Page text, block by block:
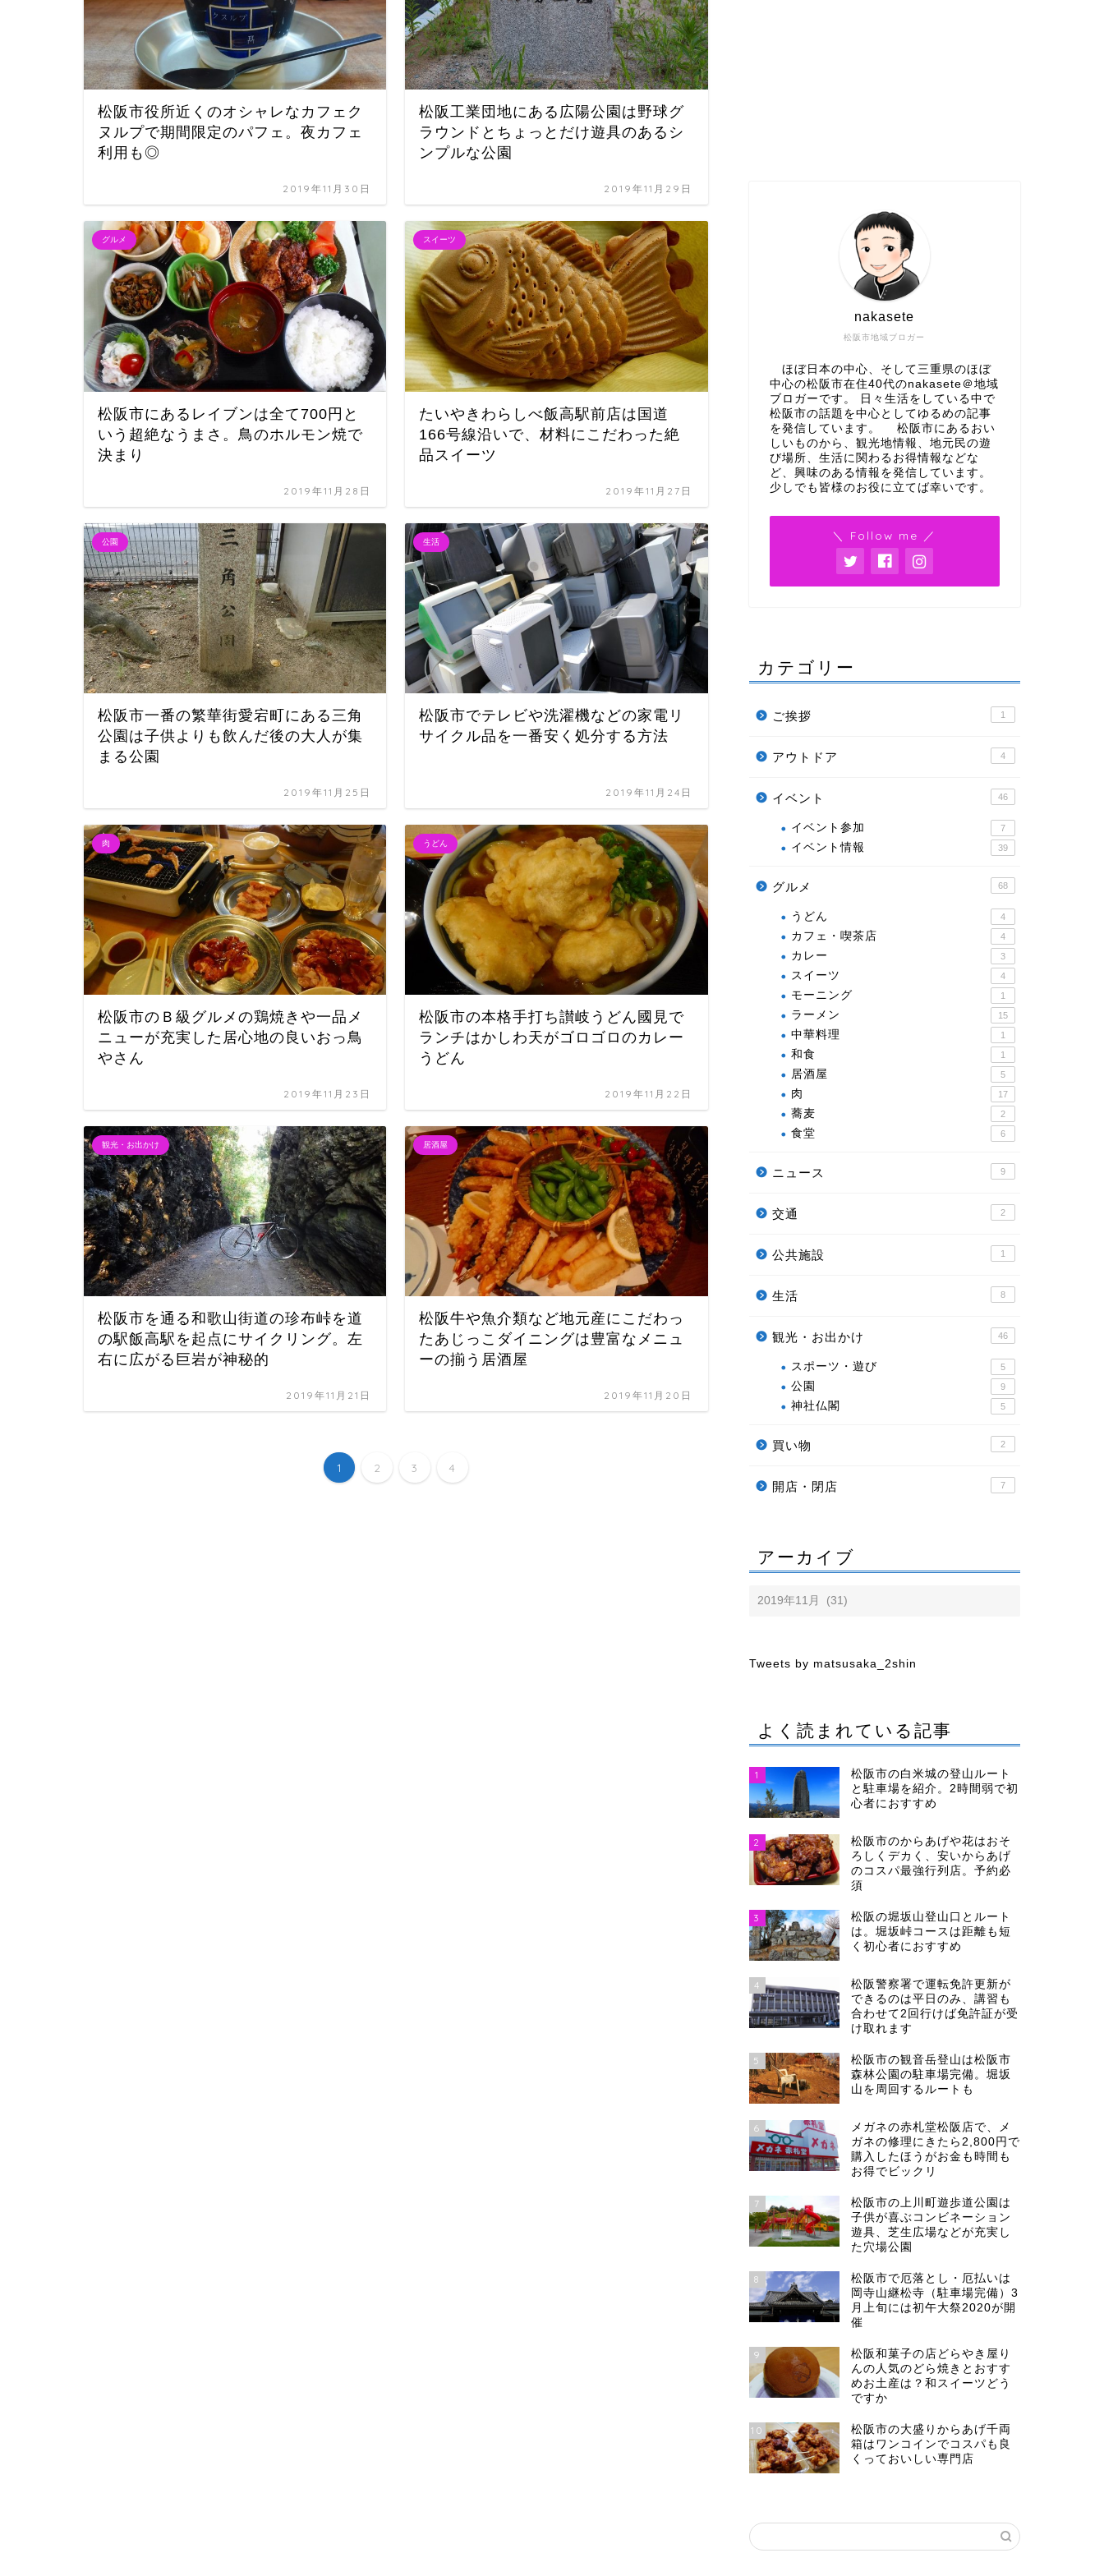
松阪市役所近くのオシャレなカフェク
ヌルプで期間限定のパフェ。夜カフェ
利用も◎
2019年11月30日
松阪工業団地にある広陽公園は野球グ
ラウンドとちょっとだけ遊具のあるシ
ンプルな公園
2019年11月29日
グルメ
松阪市にあるレイブンは全て700円と
いう超絶なうまさ。鳥のホルモン焼で
決まり
2019年11月28日
スイーツ
たいやきわらしべ飯高駅前店は国道
166号線沿いで、材料にこだわった絶
品スイーツ
2019年11月27日
公園
松阪市一番の繁華街愛宕町にある三角
公園は子供よりも飲んだ後の大人が集
まる公園
2019年11月25日
生活
松阪市でテレビや洗濯機などの家電リ
サイクル品を一番安く処分する方法
2019年11月24日
肉
松阪市のＢ級グルメの鶏焼きや一品メ
ニューが充実した居心地の良いおっ鳥
やさん
2019年11月23日
うどん
松阪市の本格手打ち讃岐うどん國見で
ランチはかしわ天がゴロゴロのカレー
うどん
2019年11月22日
観光・お出かけ
松阪市を通る和歌山街道の珍布峠を道
の駅飯高駅を起点にサイクリング。左
右に広がる巨岩が神秘的
2019年11月21日
居酒屋
松阪牛や魚介類など地元産にこだわっ
たあじっこダイニングは豊富なメニュ
ーの揃う居酒屋
2019年11月20日
1 2 3 4
松阪市地域ブロガー
nakasete
ほぼ日本の中心、そして三重県のほぼ
中心の松阪市在住40代のnakasete＠地域
ブロガーです。 日々生活をしている中で
松阪市の話題を中心としてゆるめの記事
を発信しています。 松阪市にあるおい
しいものから、観光地情報、地元民の遊
び場所、生活に関わるお得情報などな
ど、興味のある情報を発信しています。
少しでも皆様のお役に立てば幸いです。
＼ Follow me ／
カテゴリー
ご挨拶 1
アウトドア 4
イベント 46
イベント参加 7
イベント情報 39
グルメ 68
うどん 4
カフェ・喫茶店 4
カレー 3
スイーツ 4
モーニング 1
ラーメン 15
中華料理 1
和食 1
居酒屋 5
肉 17
蕎麦 2
食堂 6
ニュース 9
交通 2
公共施設 1
生活 8
観光・お出かけ 46
スポーツ・遊び 5
公園 9
神社仏閣 5
買い物 2
開店・閉店 7
アーカイブ
Tweets by matsusaka_2shin
よく読まれている記事
1
松阪市の白米城の登山ルート
と駐車場を紹介。2時間弱で初
心者におすすめ
2
松阪市のからあげや花はおそ
ろしくデカく、安いからあげ
のコスパ最強行列店。予約必
須
3
松阪の堀坂山登山口とルート
は。堀坂峠コースは距離も短
く初心者におすすめ
4
松阪警察署で運転免許更新が
できるのは平日のみ、講習も
合わせて2回行けば免許証が受
け取れます
5
松阪市の観音岳登山は松阪市
森林公園の駐車場完備。堀坂
山を周回するルートも
6
メガネの赤札堂松阪店で、メ
ガネの修理にきたら2,800円で
購入したほうがお金も時間も
お得でビックリ
7
松阪市の上川町遊歩道公園は
子供が喜ぶコンビネーション
遊具、芝生広場などが充実し
た穴場公園
8
松阪市で厄落とし・厄払いは
岡寺山継松寺（駐車場完備）3
月上旬には初午大祭2020が開
催
9
松阪和菓子の店どらやき屋り
んの人気のどら焼きとおすす
めお土産は？和スイーツどう
ですか
10
松阪市の大盛りからあげ千両
箱はワンコインでコスパも良
くっておいしい専門店